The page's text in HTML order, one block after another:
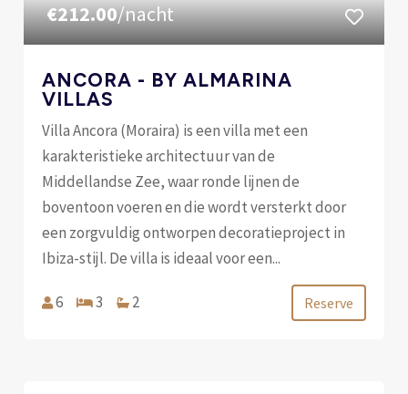
€212.00/nacht
ANCORA - BY ALMARINA
VILLAS
Villa Ancora (Moraira) is een villa met een
karakteristieke architectuur van de
Middellandse Zee, waar ronde lijnen de
boventoon voeren en die wordt versterkt door
een zorgvuldig ontworpen decoratieproject in
Ibiza-stijl. De villa is ideaal voor een...
6 3 2 Reserve